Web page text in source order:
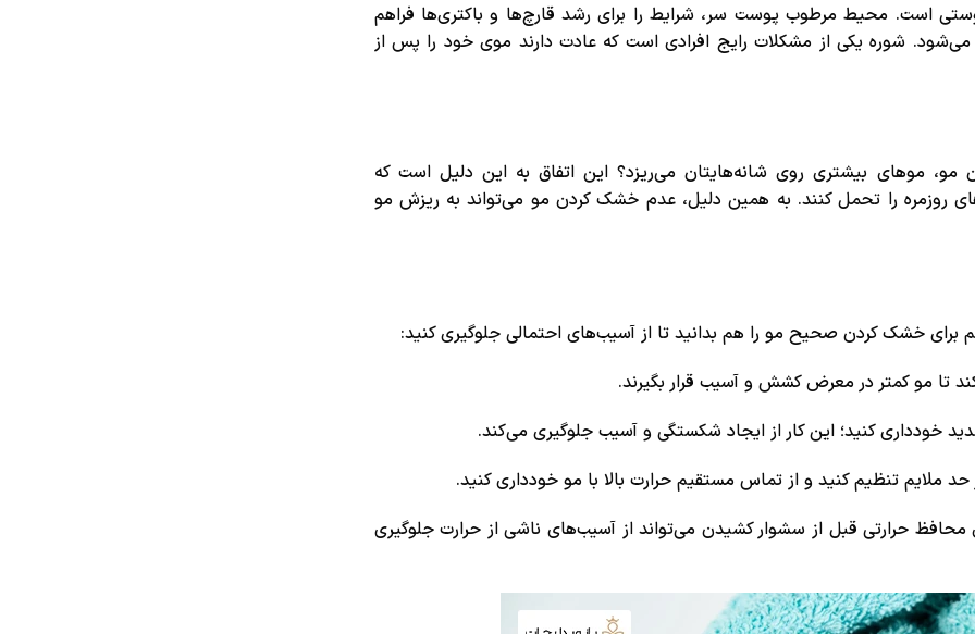
است. محیط مرطوب پوست سر، شرایط را برای رشد قارچ‌ها و باکتری‌ها فراهم
شوره یکی از مشکلات رایج افرادی است که عادت دارند موی خود را پس از
موهای بیشتری روی شانه‌هایتان می‌ریزد؟ این اتفاق به این دلیل است که
روزمره را تحمل کنند. به همین دلیل، عدم خشک کردن مو می‌تواند به ریزش مو
خشک کردن صحیح مو را هم بدانید تا از آسیب‌های احتمالی جلوگیری کنید:
تا مو کمتر در معرض کشش و آسیب قرار بگیرند.
خودداری کنید؛ این کار از ایجاد شکستگی و آسیب جلوگیری می‌کند.
حد ملایم تنظیم کنید و از تماس مستقیم حرارت بالا با مو خودداری کنید.
حرارتی قبل از سشوار کشیدن می‌تواند از آسیب‌های ناشی از حرارت جلوگیری